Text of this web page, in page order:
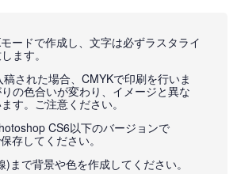
ードで作成し、文字は必ずラスタライ
ます。
された場合、CMYKで印刷を行いま
の色合いが変わり、イメージと異な
す。ご注意ください。
CS6以下のバージョンで
存してください。
)まで背景や色を作成してください。